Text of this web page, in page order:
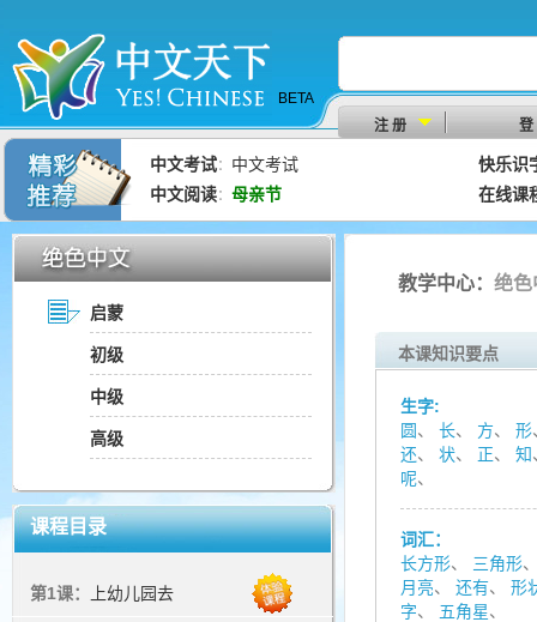
BETA
注 册
登
中文考试： 中文考试
快乐识
中文阅读： 母亲节 在线课
启蒙
初级
中级
高级
课程目录
第1课： 上幼儿园去
教学中心： 绝
本课知识要点
生字:
圆、 长、 方、 形
还、 状、 正、 知
呢、
词汇：
长方形、 三角形
月亮、 还有、 形
字、 五角星、